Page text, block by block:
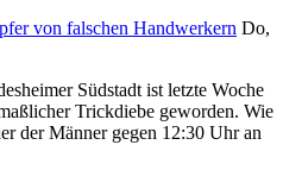
von falschen Handwerkern Do,
Südstadt ist letzte Woche
Trickdiebe geworden. Wie
der Männer gegen 12:30 Uhr an